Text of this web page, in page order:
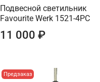
Подвесной светильник
Favourite Werk 1521-4PC
11 000 ₽
Предзаказ